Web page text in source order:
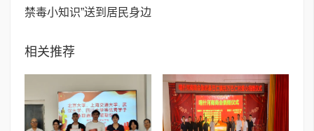
禁毒小知识”送到居民身边
相关推荐